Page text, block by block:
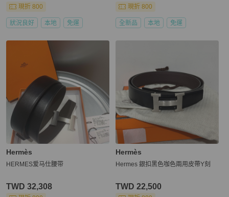
現折 800
狀況良好 本地 免運
現折 800
全新品 本地 免運
Hermès
HERMES爱马仕腰带
TWD 32,308
Hermès
Hermes 銀扣黑色咖色兩用皮帶Y刻
TWD 22,500